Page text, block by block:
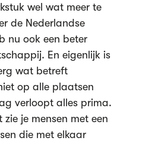
wel wat meer te
de Nederlandse
nu ook een beter
En eigenlijk is
wat betreft
op alle plaatsen
verloopt alles prima.
je mensen met een
die met elkaar